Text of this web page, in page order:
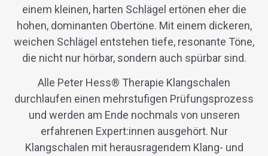
einem kleinen, harten Schlägel ertönen eher die
hohen, dominanten Obertöne. Mit einem dickeren,
weichen Schlägel entstehen tiefe, resonante Töne,
die nicht nur hörbar, sondern auch spürbar sind.
Alle Peter Hess® Therapie Klangschalen
durchlaufen einen mehrstufigen Prüfungsprozess
und werden am Ende nochmals von unseren
erfahrenen Expert:innen ausgehört. Nur
Klangschalen mit herausragendem Klang- und